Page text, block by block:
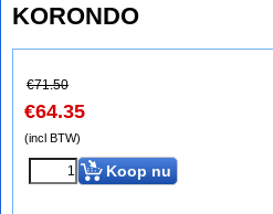
KORONDO
€71.50
€64.35
(incl BTW)
Koop nu